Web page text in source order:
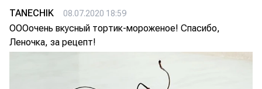
TANECHIK 08.07.2020 18:59
ОООочень вкусный тортик-мороженое! Спасибо,
Леночка, за рецепт!